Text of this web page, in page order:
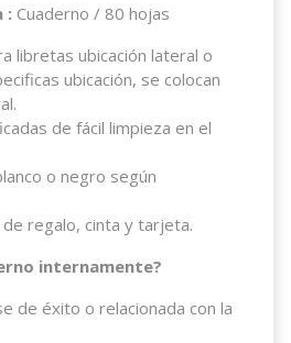
: Cuaderno / 80 hojas
libretas ubicación lateral o
ubicación, se colocan
de fácil limpieza en el
o negro según
regalo, cinta y tarjeta.
internamente?
de éxito o relacionada con la